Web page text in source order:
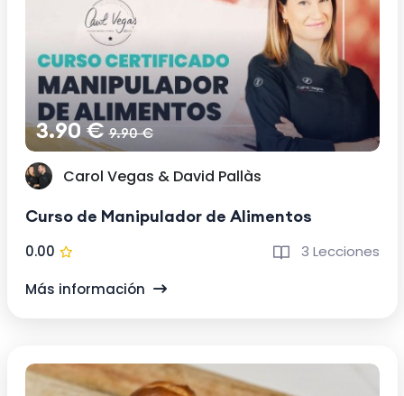
3.90 €9.90 €
Carol Vegas & David Pallàs
Curso de Manipulador de Alimentos
0.00
3 Lecciones
Más información